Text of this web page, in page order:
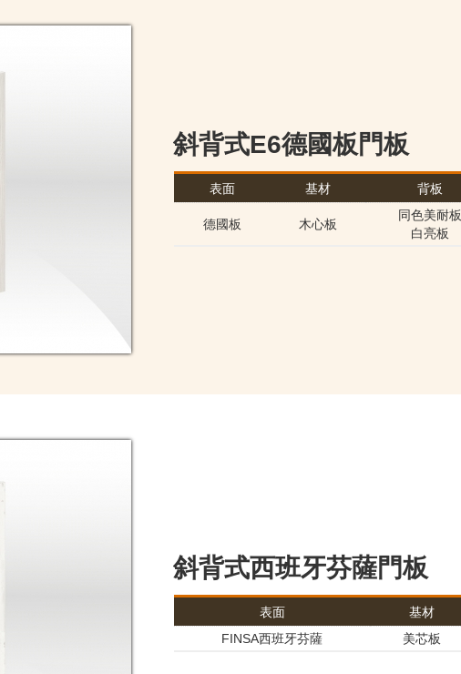
斜背式E6德國板門板
表面 基材 背板
德國板 木心板
同色美耐板
白亮板
斜背式西班牙芬薩門板
表面 基材
FINSA西班牙芬薩
美芯板